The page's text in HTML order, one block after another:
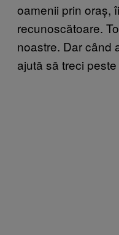
oamenii prin oraș,
recunoscătoare.
noastre. Dar când
ajută să treci